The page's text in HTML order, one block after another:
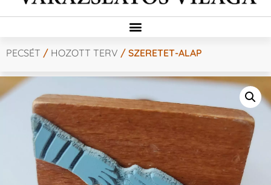
PECSÉT / HOZOTT TERV / SZERETET-ALAP